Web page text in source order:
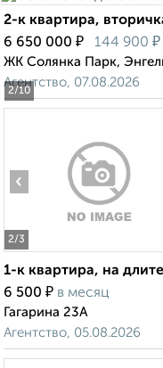
2/10
2-к квартира,
6 650 000 ₽ 144 900 ₽
ЖК Солянка Парк,
Агентство, 07.08.2026
2/3
‹
1-к квартира, на
6 500 ₽ в месяц
Гагарина 23А
Агентство, 05.08.2026